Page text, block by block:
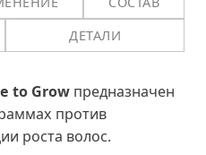
ДЕТАЛИ
to Grow предназначен
против
роста волос.